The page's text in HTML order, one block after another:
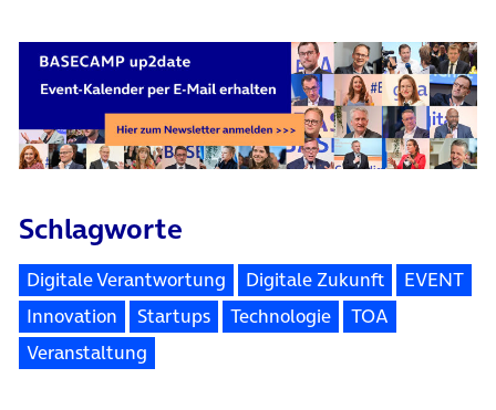
Schlagworte
Digitale Verantwortung Digitale Zukunft
EVENT
Innovation
Startups Technologie
TOA
Veranstaltung